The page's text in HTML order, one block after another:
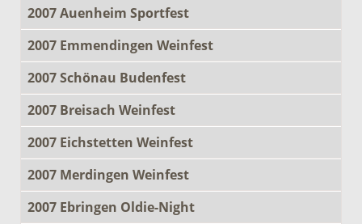
2007 Auenheim Sportfest
2007 Emmendingen Weinfest
2007 Schönau Budenfest
2007 Breisach Weinfest
2007 Eichstetten Weinfest
2007 Merdingen Weinfest
2007 Ebringen Oldie-Night